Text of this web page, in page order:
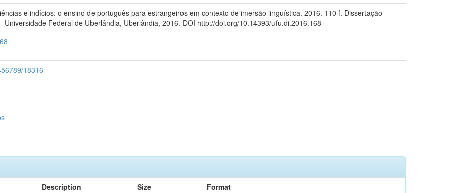
e indícios: o ensino de português para estrangeiros em contexto de imersão linguística. 2016. 110 f. Dissertação
Universidade Federal de Uberlândia, Uberlândia, 2016. DOI http://doi.org/10.14393/ufu.di.2016.168
18316
Description Size Format